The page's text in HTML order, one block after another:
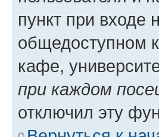
пункт при входе
общедоступном
кафе,
при каждом
отключил эту